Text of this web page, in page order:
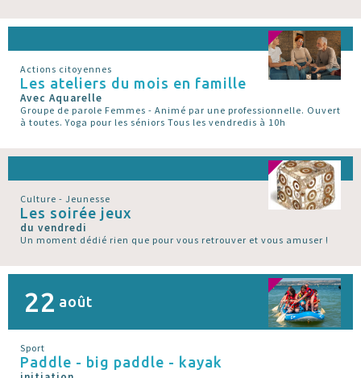
Actions citoyennes
Les ateliers du mois en famille
Avec Aquarelle
Groupe de parole Femmes - Animé par une professionnelle. Ouvert
à toutes. Yoga pour les séniors Tous les vendredis à 10h
Culture - Jeunesse
Les soirée jeux
du vendredi
Un moment dédié rien que pour vous retrouver et vous amuser !
22 août
Sport
Paddle - big paddle - kayak